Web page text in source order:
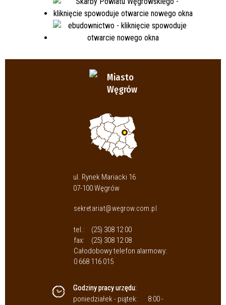
Miasto
Węgrów
ul. Rynek Mariacki 16
07-100 Węgrów
sekretariat@wegrow.com.pl
tel.:
(25) 308 12 00
fax:
(25) 308 12 08
Całodobowy telefon alarmowy:
0 668 116 015
Godziny pracy urzędu:
poniedziałek - piątek:
8:00 -